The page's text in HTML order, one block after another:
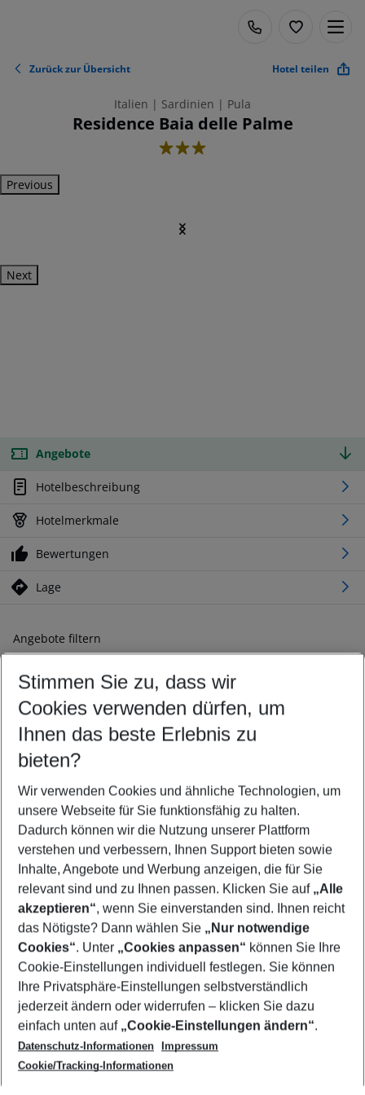
Zurück zur Übersicht Hotel teilen
Italien | Sardinien | Pula
Residence Baia delle Palme
3
Previous
Next
Angebote
Hotelbeschreibung
Hotelmerkmale
Bewertungen
Lage
Angebote filtern
Ändern Sie Ihre Kriterien nach Ihren Wünschen
Abflughafen wählen
Beliebiger Abflughafen
Reisezeitraum wählen
08.08.26– 06.08.27 5-8 Nächte
2 Erwachsene Keine Kinder
Mehr Filter anzeigen
Footer
Footer navigation
Über uns
AGB
Cookie-Einstellungen ändern
Cookie-Richtlinie
Datenschutz
Service & Hilfe
Barrierefreies Reisen
Check-in
Folgen Sie uns
Stimmen Sie zu, dass wir
Cookies verwenden dürfen, um
Ihnen das beste Erlebnis zu
bieten?
Wir verwenden Cookies und ähnliche Technologien, um
unsere Webseite für Sie funktionsfähig zu halten.
Dadurch können wir die Nutzung unserer Plattform
verstehen und verbessern, Ihnen Support bieten sowie
Inhalte, Angebote und Werbung anzeigen, die für Sie
relevant sind und zu Ihnen passen. Klicken Sie auf „Alle
akzeptieren“, wenn Sie einverstanden sind. Ihnen reicht
das Nötigste? Dann wählen Sie „Nur notwendige
Cookies“. Unter „Cookies anpassen“ können Sie Ihre
Cookie-Einstellungen individuell festlegen. Sie können
Ihre Privatsphäre-Einstellungen selbstverständlich
jederzeit ändern oder widerrufen – klicken Sie dazu
einfach unten auf „Cookie-Einstellungen ändern“.
Datenschutz-Informationen
Impressum
Cookie/Tracking-Informationen